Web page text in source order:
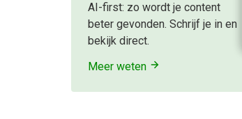
AI-first: zo wordt je content
beter gevonden. Schrijf je in en
bekijk direct.
Meer weten